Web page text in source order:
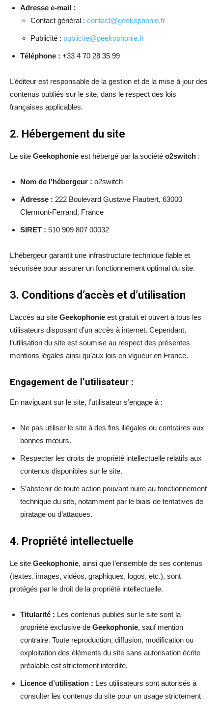
Adresse e-mail :
Contact général : contact@geekophonie.fr
Publicité : publicite@geekophonie.fr
Téléphone : +33 4 70 28 35 99
L’éditeur est responsable de la gestion et de la mise à jour des
contenus publiés sur le site, dans le respect des lois
françaises applicables.
2. Hébergement du site
Le site Geekophonie est hébergé par la société o2switch :
Nom de l’hébergeur : o2switch
Adresse : 222 Boulevard Gustave Flaubert, 63000
Clermont-Ferrand, France
SIRET : 510 909 807 00032
L’hébergeur garantit une infrastructure technique fiable et
sécurisée pour assurer un fonctionnement optimal du site.
3. Conditions d’accès et d’utilisation
L’accès au site Geekophonie est gratuit et ouvert à tous les
utilisateurs disposant d’un accès à internet. Cependant,
l’utilisation du site est soumise au respect des présentes
mentions légales ainsi qu’aux lois en vigueur en France.
Engagement de l’utilisateur :
En naviguant sur le site, l’utilisateur s’engage à :
Ne pas utiliser le site à des fins illégales ou contraires aux
bonnes mœurs.
Respecter les droits de propriété intellectuelle relatifs aux
contenus disponibles sur le site.
S’abstenir de toute action pouvant nuire au fonctionnement
technique du site, notamment par le biais de tentatives de
piratage ou d’attaques.
4. Propriété intellectuelle
Le site Geekophonie, ainsi que l’ensemble de ses contenus
(textes, images, vidéos, graphiques, logos, etc.), sont
protégés par le droit de la propriété intellectuelle.
Titularité : Les contenus publiés sur le site sont la
propriété exclusive de Geekophonie, sauf mention
contraire. Toute reproduction, diffusion, modification ou
exploitation des éléments du site sans autorisation écrite
préalable est strictement interdite.
Licence d’utilisation : Les utilisateurs sont autorisés à
consulter les contenus du site pour un usage strictement